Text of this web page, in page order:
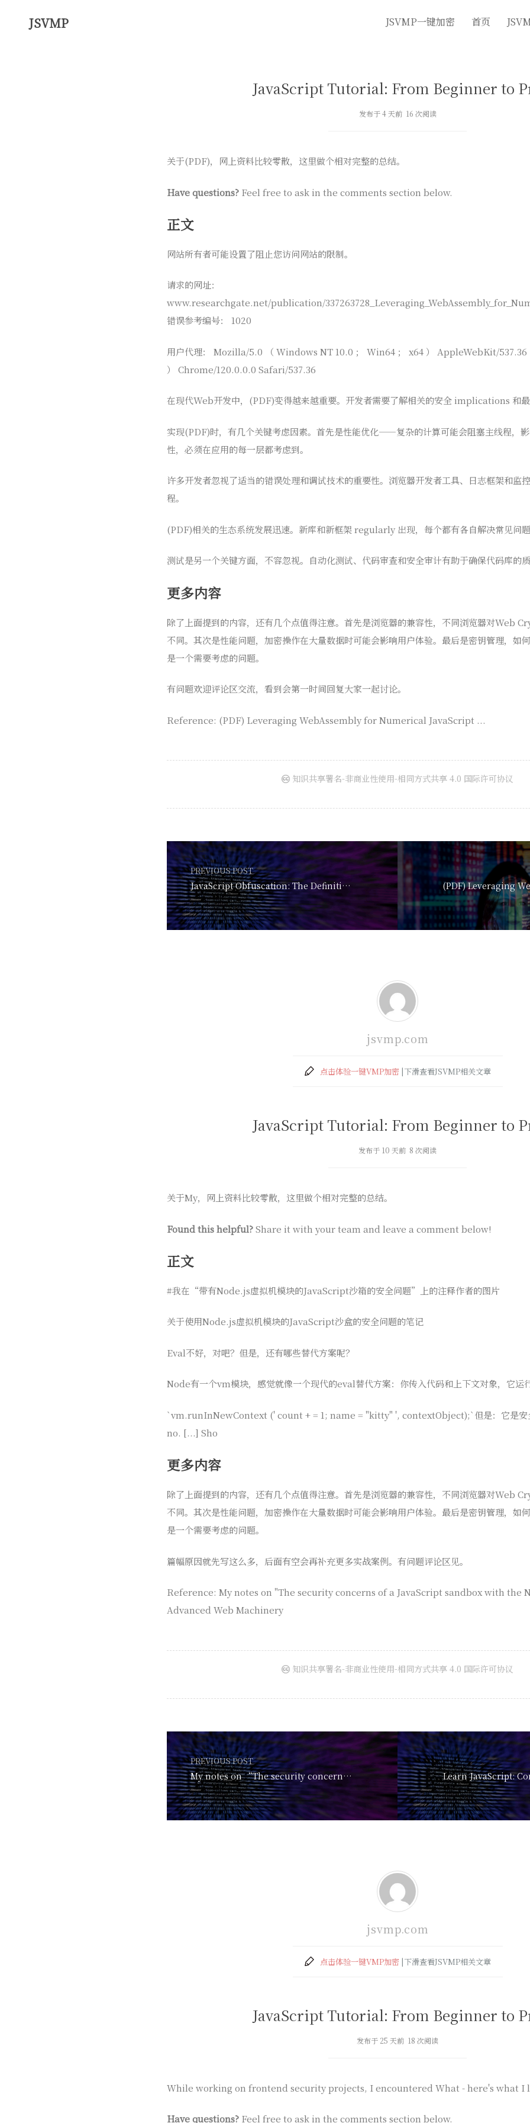
JSVMP JSVMP一键加密 首页
JavaScript Tutorial: From Beginner to
发布于 4 天前 16 次阅读
关于(PDF)，网上资料比较零散，这里做个相对完整的总结。
Have questions? Feel free to ask in the comments section below.
正文
网站所有者可能设置了阻止您访问网站的限制。
请求的网址：
www.researchgate.net/publication/
错误参考编号： 1020
用户代理： Mozilla/5.0 （ Windows NT 10.0 ； Win64 ； x64 ） AppleWebKit/
） Chrome/120.0.0.0 Safari/537.36
在现代Web开发中，(PDF)变得越来越重要。开发者需要了解相关的安全 implications 和
实现(PDF)时，有几个关键考虑因素。首先是性能优化——复杂的计算可能会阻塞主线程，
性，必须在应用的每一层都考虑到。
许多开发者忽视了适当的错误处理和调试技术的重要性。浏览器开发者工具、日志框架和监
程。
(PDF)相关的生态系统发展迅速。新库和新框架 regularly 出现，每个都有各自解决常见问
测试是另一个关键方面，不容忽视。自动化测试、代码审查和安全审计有助于确保代码库的
更多内容
除了上面提到的内容，还有几个点值得注意。首先是浏览器的兼容性，不同浏览器对Web
不同。其次是性能问题，加密操作在大量数据时可能会影响用户体验。最后是密钥管理，如
是一个需要考虑的问题。
有问题欢迎评论区交流，看到会第一时间回复大家一起讨论。
Reference: (PDF) Leveraging WebAssembly for Numerical JavaScript ...
知识共享署名-非商业性使用-相同方式共享 4.0 国际许可协议
PREVIOUS POST
JavaScript Obfuscation: The Definitive Guide | Jsc
jsvmp.com
点击体验一键VMP加密 |下滑查看JSVMP相关文章
JavaScript Tutorial: From Beginner to
发布于 10 天前 8 次阅读
关于My，网上资料比较零散，这里做个相对完整的总结。
Found this helpful?Share it with your team and leave a comment below!
正文
#我在“带有Node.js虚拟机模块的JavaScript沙箱的安全问题”上的注释作者的图片
关于使用Node.js虚拟机模块的JavaScript沙盒的安全问题的笔记
Eval不好，对吧？但是，还有哪些替代方案呢？
Node有一个vm模块，感觉就像一个现代的eval替代方案：你传入代码和上下文对象，它运
`vm.runInNewContext (' count + = 1; name = "kitty" ', contextObject);`但是：它是安
no. [...] Sho
更多内容
除了上面提到的内容，还有几个点值得注意。首先是浏览器的兼容性，不同浏览器对Web
不同。其次是性能问题，加密操作在大量数据时可能会影响用户体验。最后是密钥管理，如
是一个需要考虑的问题。
篇幅原因就先写这么多，后面有空会再补充更多实战案例。有问题评论区见。
Reference: My notes on "The security concerns of a JavaScript sandbox with the
Advanced Web Machinery
知识共享署名-非商业性使用-相同方式共享 4.0 国际许可协议
PREVIOUS POST
My notes on “The security concerns of a JavaScript
jsvmp.com
点击体验一键VMP加密 |下滑查看JSVMP相关文章
JavaScript Tutorial: From Beginner to
发布于 25 天前 18 次阅读
While working on frontend security projects, I encountered What - here's what I
Have questions? Feel free to ask in the comments section below.